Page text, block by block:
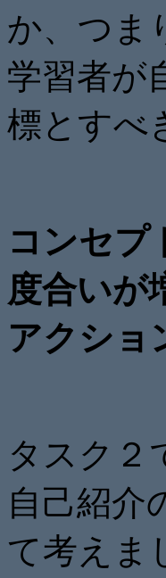
か、つま
学習者が
標とすべ
コンセプ
度合いが
アクショ
タスク２
自己紹介
て考えま